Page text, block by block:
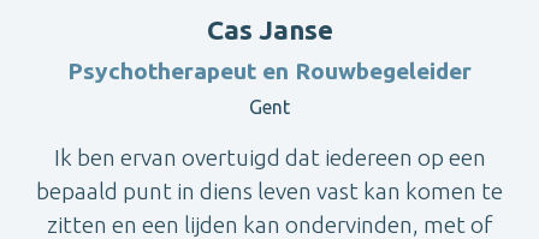
Cas Janse
Psychotherapeut en Rouwbegeleider
Gent
Ik ben ervan overtuigd dat iedereen op een
bepaald punt in diens leven vast kan komen te
zitten en een lijden kan ondervinden, met of